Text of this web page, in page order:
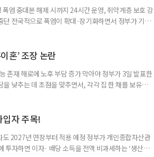
염 중대본 해제 시까지 24시간 운영, 취약계층 보호 강
전국적으로 폭염이 확대·장기화하면서 정부가 기존
국적으로 확대되고 장기화한 데 따른 것이다. 기존에
혼’ 조장 논란
존재 해로에 노후 부담 증가 막아야 정부가 3일 발표한
낮추는 데 초점을 맞추면서, 각각 집 한 채를 보유한
것으로 보지만, 실제 이혼해 주거와 생계를 분
입자 주목!
2027년 연장부터 적용 예정 정부가 개인종합자산관
자하면 이자· 배당 소득을 전액 비과세하는 ‘생산적